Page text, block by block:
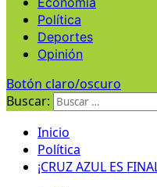
Política
Deportes
Opinión
Botón claro/oscuro
Buscar:
Inicio
Política
¡CRUZ AZUL ES